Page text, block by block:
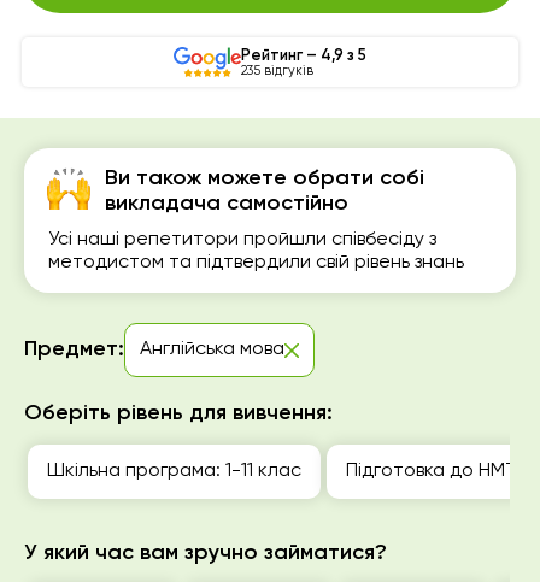
Ви також можете обрати собі
викладача самостійно
Усі наші репетитори пройшли співбесіду з
методистом та підтвердили свій рівень знань
Предмет: Англійська мова
Оберіть рівень для вивчення:
Шкільна програма: 1-11 клас Підготовка до НМТ
У який час вам зручно займатися?
Рейтинг – 4,9 з 5
235 відгуків